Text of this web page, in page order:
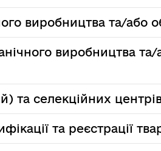
виробництва та/або
виробництва та/
та селекційних
та реєстрації